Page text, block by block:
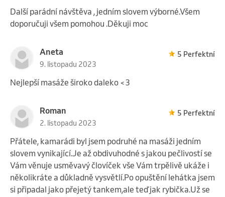
Další parádní návštěva , jedním slovem výborné.Všem
doporučuji všem pomohou .Děkuji moc
Aneta
9. listopadu 2023
5 Perfektní
Nejlepší masáže široko daleko <3
Roman
2. listopadu 2023
5 Perfektní
Přátele, kamarádi byl jsem podruhé na masáži jedním
slovem vynikající.Je až obdivuhodné s jakou pečlivostí se
Vám věnuje usměvavý človíček vše Vám trpělivě ukáže i
několikráte a důkladně vysvětlí.Po opuštění lehátka jsem
si připadal jako přejetý tankem,ale teď jak rybička.Už se